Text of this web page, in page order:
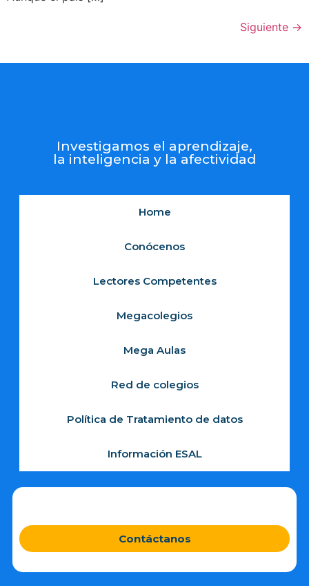
Siguiente →
Investigamos el aprendizaje,
la inteligencia y la afectividad
Home
Conócenos
Lectores Competentes
Megacolegios
Mega Aulas
Red de colegios
Política de Tratamiento de datos
Información ESAL
Contáctanos